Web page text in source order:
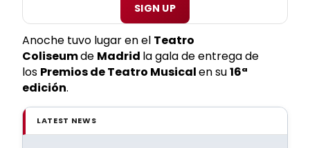
SIGN UP
Anoche tuvo lugar en el Teatro
Coliseumde Madrid la gala de entrega de
los Premios de Teatro Musicalen su16ª
edición.
LATEST NEWS